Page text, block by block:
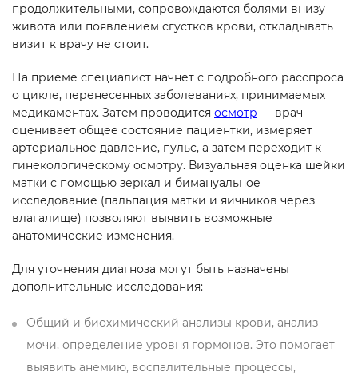
продолжительными, сопровождаются болями внизу
живота или появлением сгустков крови, откладывать
визит к врачу не стоит.
На приеме специалист начнет с подробного расспроса
о цикле, перенесенных заболеваниях, принимаемых
медикаментах. Затем проводится осмотр — врач
оценивает общее состояние пациентки, измеряет
артериальное давление, пульс, а затем переходит к
гинекологическому осмотру. Визуальная оценка шейки
матки с помощью зеркал и бимануальное
исследование (пальпация матки и яичников через
влагалище) позволяют выявить возможные
анатомические изменения.
Для уточнения диагноза могут быть назначены
дополнительные исследования:
Общий и биохимический анализы крови, анализ
мочи, определение уровня гормонов. Это помогает
выявить анемию, воспалительные процессы,